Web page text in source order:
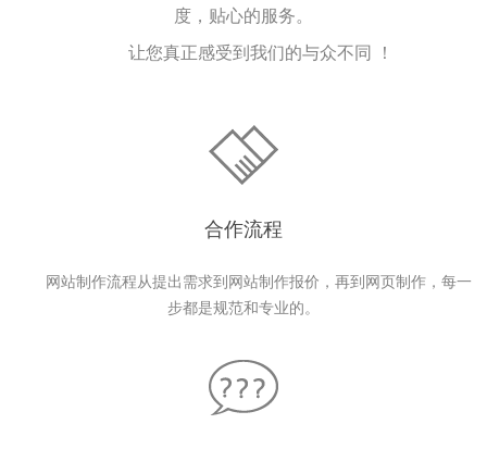
度，贴心的服务。
让您真正感受到我们的与众不同 ！
合作流程
网站制作流程从提出需求到网站制作报价，再到网页制作，每一
步都是规范和专业的。